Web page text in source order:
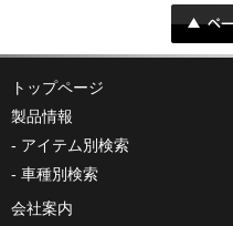
トップページ
製品情報
アイテム別検索
車種別検索
会社案内